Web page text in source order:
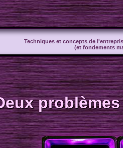
Techniques et concepts de
(et fondements